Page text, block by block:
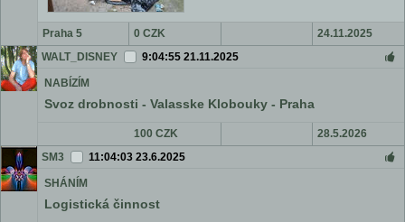
Praha 5 0 CZK
24.11.2025
WALT_DISNEY
9:04:55 21.11.2025
NABÍZÍM
Svoz drobnosti - Valasske Klobouky - Praha
100 CZK
28.5.2026
SM3
11:04:03 23.6.2025
SHÁNÍM
Logistická činnost